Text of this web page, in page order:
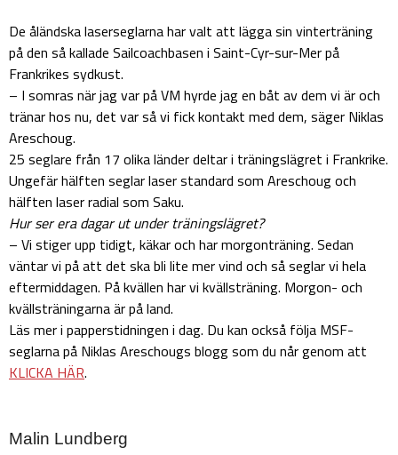
De åländska laserseglarna har valt att lägga sin vinterträning
på den så kallade Sailcoachbasen i Saint-Cyr-sur-Mer på
Frankrikes sydkust.
– I somras när jag var på VM hyrde jag en båt av dem vi är och
tränar hos nu, det var så vi fick kontakt med dem, säger Niklas
Areschoug.
25 seglare från 17 olika länder deltar i träningslägret i Frankrike.
Ungefär hälften seglar laser standard som Areschoug och
hälften laser radial som Saku.
Hur ser era dagar ut under träningslägret?
– Vi stiger upp tidigt, käkar och har morgonträning. Sedan
väntar vi på att det ska bli lite mer vind och så seglar vi hela
eftermiddagen. På kvällen har vi kvällsträning. Morgon- och
kvällsträningarna är på land.
Läs mer i papperstidningen i dag. Du kan också följa MSF-
seglarna på Niklas Areschougs blogg som du når genom att
KLICKA HÄR.
Malin Lundberg